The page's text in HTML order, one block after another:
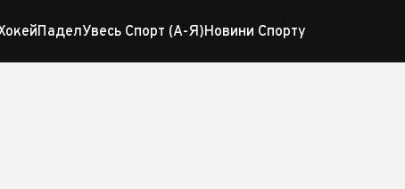
ПаделУвесь Спорт (А-Я)Новини Спорту